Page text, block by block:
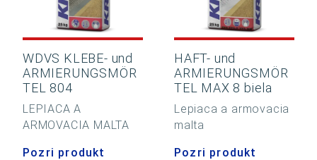
WDVS KLEBE- und
ARMIERUNGSMÖR
TEL 804
LEPIACA A
ARMOVACIA MALTA
Pozri produkt
HAFT- und
ARMIERUNGSMÖR
TEL MAX 8 biela
Lepiaca a armovacia
malta
Pozri produkt